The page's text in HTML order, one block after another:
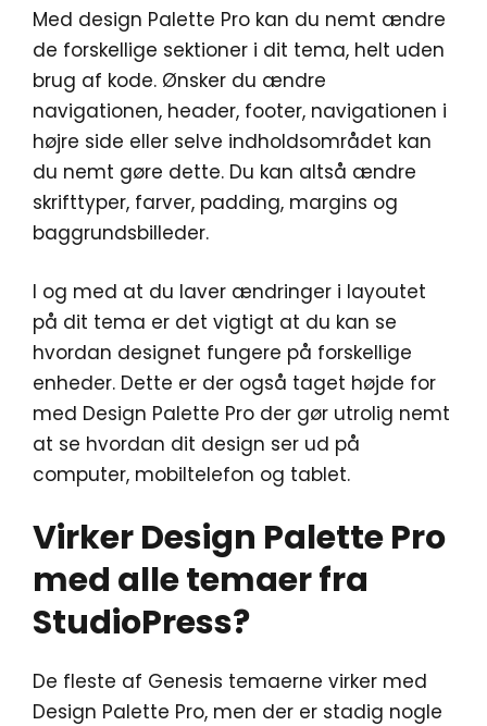
Med design Palette Pro kan du nemt ændre
de forskellige sektioner i dit tema, helt uden
brug af kode. Ønsker du ændre
navigationen, header, footer, navigationen i
højre side eller selve indholdsområdet kan
du nemt gøre dette. Du kan altså ændre
skrifttyper, farver, padding, margins og
baggrundsbilleder.
I og med at du laver ændringer i layoutet
på dit tema er det vigtigt at du kan se
hvordan designet fungere på forskellige
enheder. Dette er der også taget højde for
med Design Palette Pro der gør utrolig nemt
at se hvordan dit design ser ud på
computer, mobiltelefon og tablet.
Virker Design Palette Pro
med alle temaer fra
StudioPress?
De fleste af Genesis temaerne virker med
Design Palette Pro, men der er stadig nogle